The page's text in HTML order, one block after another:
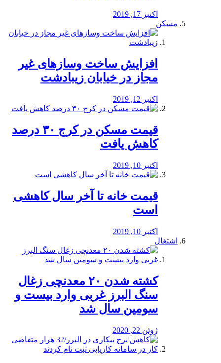
اکتبر 17, 2019
مسکن
افزایش ساخت وسازهای غیر
مجاز در خیابان زیبادشت
اکتبر 12, 2019
️قیمت مسکن در کرج ۳۰ درصد
کاهش یافت
اکتبر 10, 2019
قیمت خانه تا آخر سال کاهشی
است
اکتبر 10, 2019
اشتغال
کشته شدن ۲۰ معدنچی زغال
سنگ البرز غربی وارد بیست و
سومین سال شد
ژوئن 22, 2020